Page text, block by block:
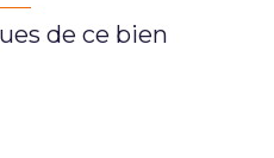
de ce bien